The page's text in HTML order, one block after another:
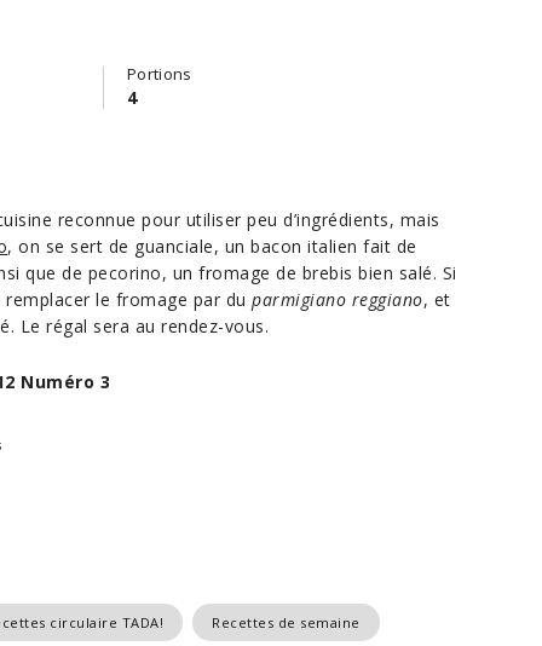
Portions
4
reconnue pour utiliser peu d’ingrédients, mais
, on se sert de guanciale, un bacon italien fait de
que de pecorino, un fromage de brebis bien salé. Si
le fromage par du parmigiano reggiano, et
Le régal sera au rendez-vous.
Numéro 3
circulaire TADA! Recettes de semaine